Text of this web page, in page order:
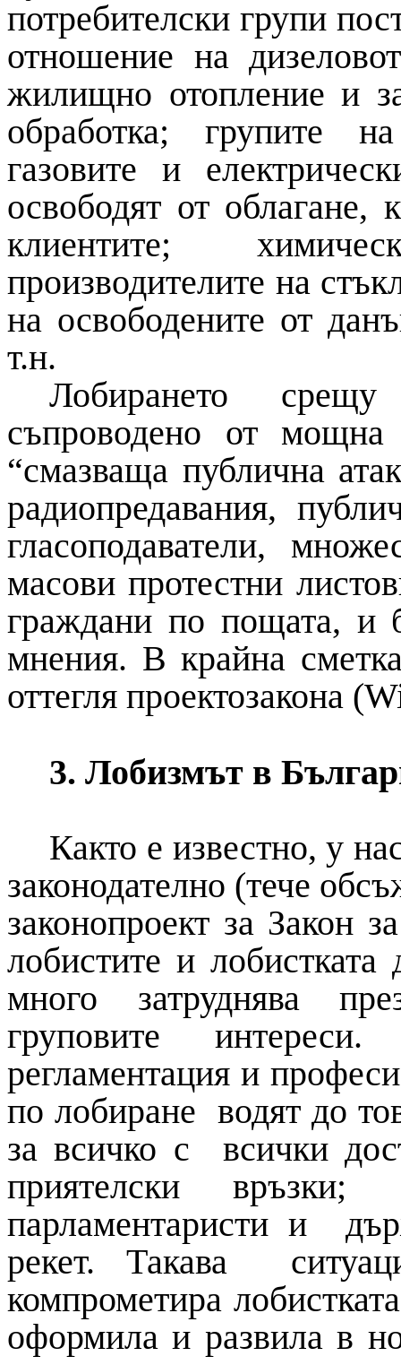
потребителски групи
отношение на
жилищно отопление и
обработка; групите
газовите и
освободят от облагане,
клиентите;
производителите на
на освободените от
т.н.
Лобирането
съпроводено от
“смазваща публична
радиопредавания,
гласоподаватели,
масови протестни
граждани по пощата, и
мнения. В крайна
оттегля проектозакона (
3. Лобизмът в
Както е известно, у
законодателно (тече
законопроект за Закон
лобистите и
много затруднява
груповите
регламентация и
по лобиране водят до
за всичко с всички
приятелски
парламентаристи и
рекет. Такава
компрометира
оформила и развила в